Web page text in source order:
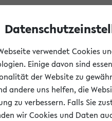
leer. Er wird sich im Verlauf
verwendet Cookies
Einige davon sind
der Website zu
andere uns helfen, die
zu verbessern. Falls Sie
wir Cookies und Daten